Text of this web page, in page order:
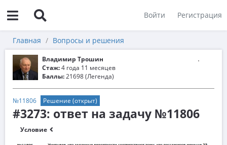
Войти Регистрация
Главная Вопросы и решения
Владимир Трошин
Стаж:4 года 11 месяцев
Баллы:21698 (Легенда)
№11806 Решение (открыт)
#3273: ответ на задачу №11806
Условие